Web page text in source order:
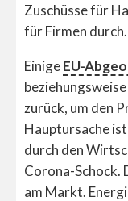
Zuschüsse für
für Firmen durch.
EinigeEU-
beziehungsweise
zurück, um den
Hauptursache
durch den
Corona-Schock.
am Markt.